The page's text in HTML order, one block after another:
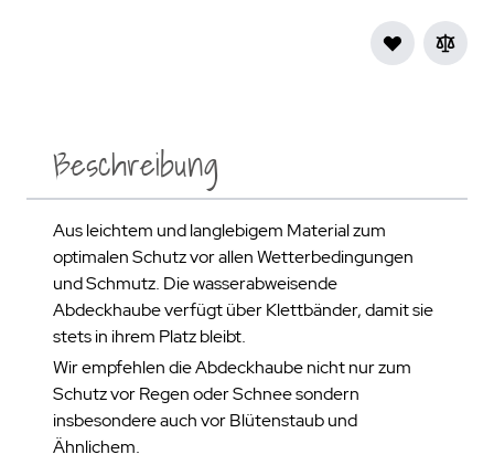
Beschreibung
Aus leichtem und langlebigem Material zum
optimalen Schutz vor allen Wetterbedingungen
und Schmutz. Die wasserabweisende
Abdeckhaube verfügt über Klettbänder, damit sie
stets in ihrem Platz bleibt.
Wir empfehlen die Abdeckhaube nicht nur zum
Schutz vor Regen oder Schnee sondern
insbesondere auch vor Blütenstaub und
Ähnlichem.